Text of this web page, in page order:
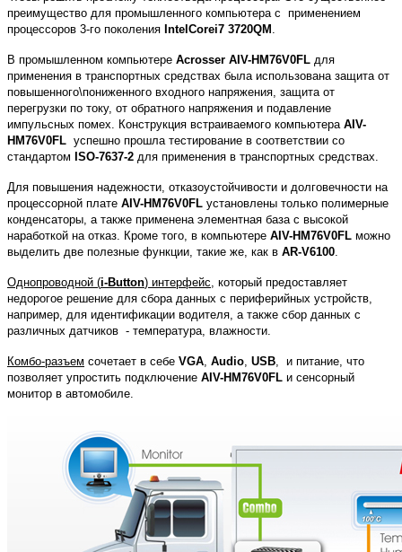
преимущество для промышленного компьютера с применением
процессоров 3-го поколения IntelCorei7 3720QM
В промышленном компьютере Acrosser AIV-HM76V0FL для
применения в транспортных средствах была использована защита от
повышенного\пониженного входного напряжения, защита от
перегрузки по току, от обратного напряжения и подавление
импульсных помех. Конструкция встраиваемого компьютера AIV-
HM76V0FL успешно прошла тестирование в соответствии со
стандартом ISO-7637-2 для применения в транспортных средствах.
Для повышения надежности , отказоустойчивости и долговечности на
процессорной плате AIV-HM76V0FL установлены только полимерные
конденсаторы, а также применена элементная база с высокой
наработкой на отказ. Кроме того, в компьютере AIV-HM76V0FL можно
выделить две полезные функции, такие же, как в AR-V6100
Однопроводной (i-Button) интерфейс , который предоставляет
недорогое решение для сбора данных с периферийных устройств,
например, для идентификации водителя, а также сбор данных с
различных датчиков - температура, влажности.
Комбо-разъем сочетает в себе VGA Audio USB , и питание , что
позволяет упростить подключение AIV-HM76V0FL и сенсорный
монитор в автомобиле.